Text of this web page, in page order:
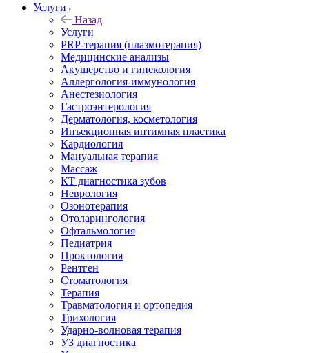
Услуги
Назад
Услуги
PRP-терапия (плазмотерапия)
Медицинские анализы
Акушерство и гинекология
Аллергология-иммунология
Анестезиология
Гастроэнтерология
Дерматология, косметология
Инъекционная интимная пластика
Кардиология
Мануальная терапия
Массаж
КТ диагностика зубов
Неврология
Озонотерапия
Отоларингология
Офтальмология
Педиатрия
Проктология
Рентген
Стоматология
Терапия
Травматология и ортопедия
Трихология
Ударно-волновая терапия
УЗ диагностика